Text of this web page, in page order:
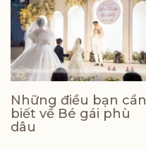
Những điều bạn cần
biết về Bé gái phù
dâu